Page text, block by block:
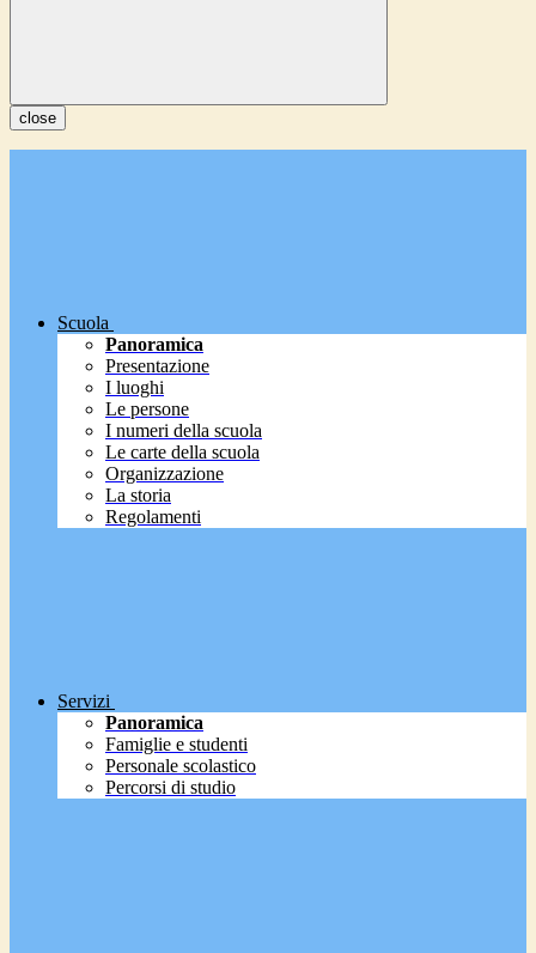
close
Scuola
Panoramica
Presentazione
I luoghi
Le persone
I numeri della scuola
Le carte della scuola
Organizzazione
La storia
Regolamenti
Servizi
Panoramica
Famiglie e studenti
Personale scolastico
Percorsi di studio